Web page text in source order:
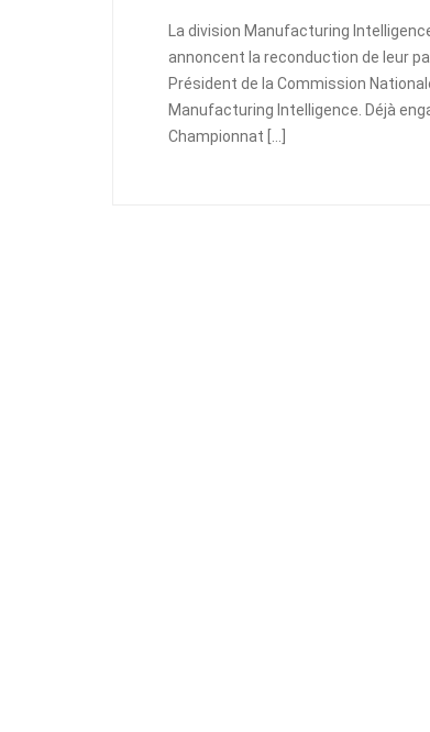
La division Manufacturing
annoncent la reconduction de leur
Président de la Commission
Manufacturing Intelligence. Déjà
Championnat […]